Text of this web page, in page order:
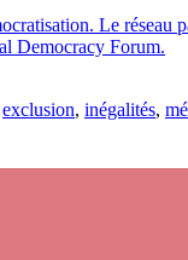
Le
Democracy Forum.
exclusion, inégalités,